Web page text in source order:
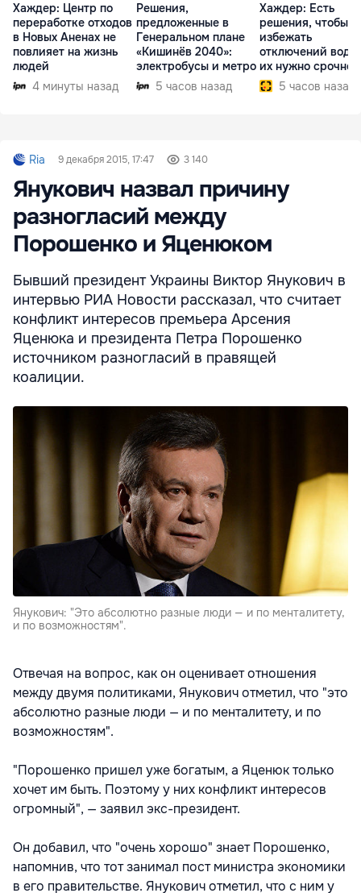
Хаждер: Центр по
переработке отходов
в Новых Аненах не
повлияет на жизнь
людей
4 минуты назад
Решения,
предложенные в
Генеральном плане
«Кишинёв 2040»:
электробусы и метро
5 часов назад
Хаждер: Есть
решения, чтобы
избежать
отключений
их нужно срочно
внедрить
5 часов назад
Ria 9 декабря 2015, 17:47 3 140
Янукович назвал причину
разногласий между
Порошенко и Яценюком
Бывший президент Украины Виктор Янукович в
интервью РИА Новости рассказал, что считает
конфликт интересов премьера Арсения
Яценюка и президента Петра Порошенко
источником разногласий в правящей
коалиции.
Янукович: "Это абсолютно разные люди — и по менталитету,
и по возможностям".
Отвечая на вопрос, как он оценивает отношения
между двумя политиками, Янукович отметил, что "это
абсолютно разные люди — и по менталитету, и по
возможностям".
"Порошенко пришел уже богатым, а Яценюк только
хочет им быть. Поэтому у них конфликт интересов
огромный", — заявил экс-президент.
Он добавил, что "очень хорошо" знает Порошенко,
напомнив, что тот занимал пост министра экономики
в его правительстве. Янукович отметил, что с ним у